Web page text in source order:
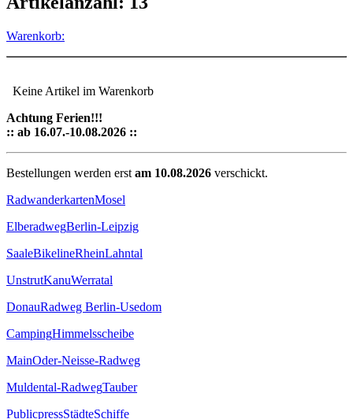
Warenkorb:
Keine Artikel im Warenkorb
Achtung Ferien!!!
:: ab 16.07.-10.08.2026 ::
Bestellungen werden erst am 10.08.2026 verschickt.
RadwanderkartenMosel
ElberadwegBerlin-Leipzig
SaaleBikelineRheinLahntal
UnstrutKanuWerratal
DonauRadweg Berlin-Usedom
CampingHimmelsscheibe
MainOder-Neisse-Radweg
Muldental-RadwegTauber
PublicpressStädteSchiffe